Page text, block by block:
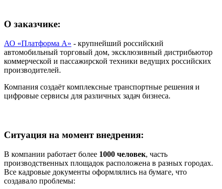
О заказчике:
АО «Платформа А» - крупнейший российский
автомобильный торговый дом, эксклюзивный дистрибьютор
коммерческой и пассажирской техники ведущих российских
производителей.
Компания создаёт комплексные транспортные решения и
цифровые сервисы для различных задач бизнеса.
Ситуация на момент внедрения:
В компании работает более 1000 человек, часть
производственных площадок расположена в разных городах.
Все кадровые документы оформлялись на бумаге, что
создавало проблемы: